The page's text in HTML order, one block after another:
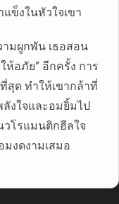
ข็งในหัวใจเขา
มผูกพัน เธอสอน
ห้อภัย” อีกครั้ง การ
สุด ทำให้เขากล้าที่
ลังใจและอมยิ้มไป
โรแมนติกฮีลใจ
งดงามเสมอ